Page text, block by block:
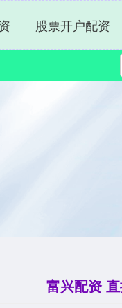
股票开户配资
富兴配资